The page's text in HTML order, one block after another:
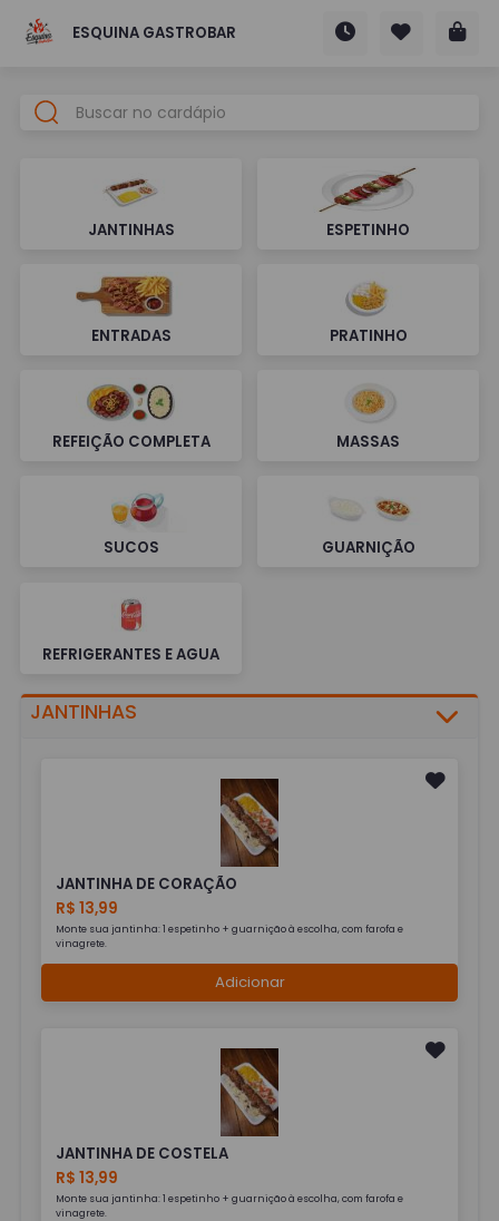
ESQUINA GASTROBAR
JANTINHAS ESPETINHO
ENTRADAS PRATINHO
REFEIÇÃO COMPLETA MASSAS
SUCOS GUARNIÇÃO
REFRIGERANTES E AGUA
JANTINHAS
JANTINHA DE CORAÇÃO
R$ 13,99
Monte sua jantinha: 1 espetinho + guarnição à escolha, com farofa e
vinagrete.
Adicionar
JANTINHA DE COSTELA
R$ 13,99
Monte sua jantinha: 1 espetinho + guarnição à escolha, com farofa e
vinagrete.